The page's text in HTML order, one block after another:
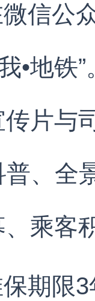
信公
我•地
片与
、全
乘客
期限